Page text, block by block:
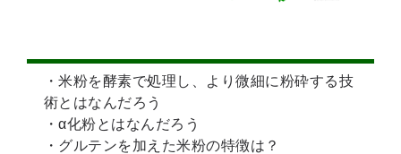
・米粉を酵素で処理し、より微細に粉砕する技
術とはなんだろう
・α化粉とはなんだろう
・グルテンを加えた米粉の特徴は？